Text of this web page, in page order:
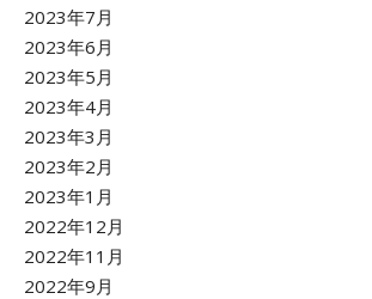
2023年7月
2023年6月
2023年5月
2023年4月
2023年3月
2023年2月
2023年1月
2022年12月
2022年11月
2022年9月